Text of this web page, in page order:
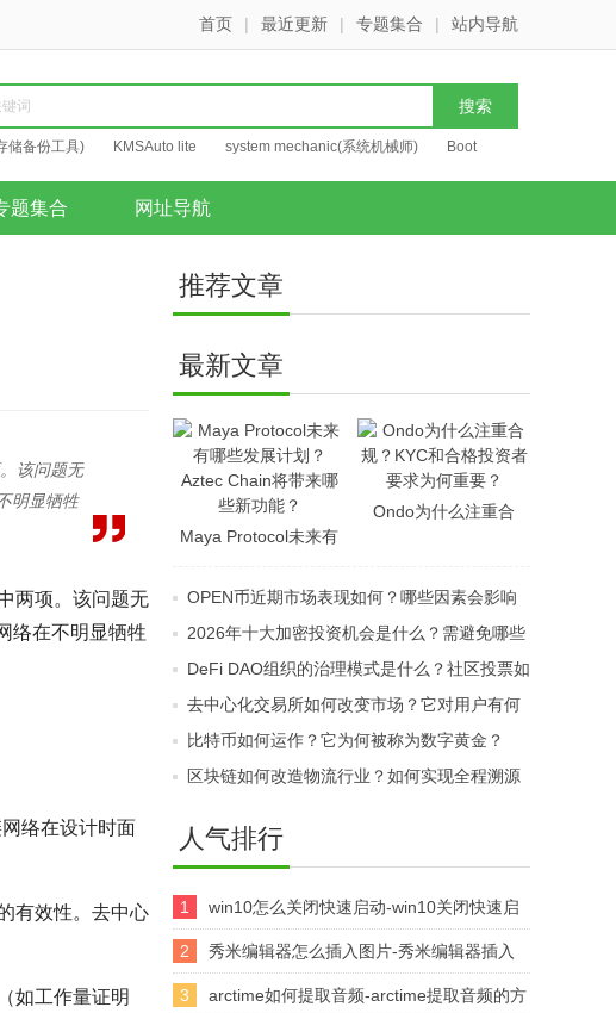
首页 | 最近更新 | 专题集合 | 站内导航
储备份工具) KMSAuto lite system mechanic(系统机械师) Boot
题集合 网址导航
该问题无
明显牺牲
两项。该问题无
络在不明显牺牲
络在设计时面
有效性。去中心
如工作量证明
推荐文章
最新文章
Maya Protocol未来有
Chain将带来哪些新功
能？
Ondo为什么注重合
OPEN币近期市场表现如何？哪些因素会影响
其价格与流动性？
2026年十大加密投资机会是什么？需避免哪些
伪热点？
DeFi DAO组织的治理模式是什么？社区投票如
何管理协议资金？
去中心化交易所如何改变市场？它对用户有何
益处？
比特币如何运作？它为何被称为数字黄金？
区块链如何改造物流行业？如何实现全程溯源
人气排行
1 win10怎么关闭快速启动-win10关闭快速启
动的方法
2 秀米编辑器怎么插入图片-秀米编辑器插入
图片的方法
3 arctime如何提取音频-arctime提取音频的方